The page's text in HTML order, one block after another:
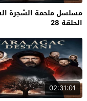
مسلسل ملحمة الشجرة
الحلقة 28
02:31:01